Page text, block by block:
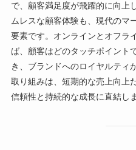
で、顧客満足度が飛躍的に向上
ムレスな顧客体験も、現代のマ
要素です。オンラインとオフラ
ば、顧客はどのタッチポイント
き、ブランドへのロイヤルティ
取り組みは、短期的な売上向上
信頼性と持続的な成長に直結しま